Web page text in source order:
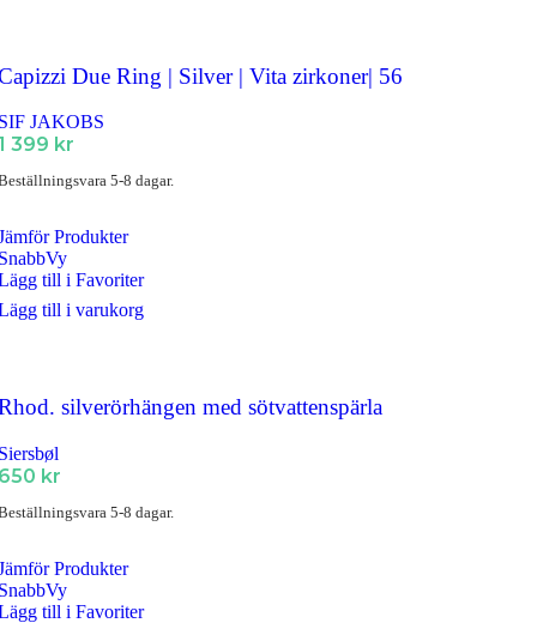
Due Ring | Silver | Vita zirkoner| 56
JAKOBS
399 kr
5-8 dagar.
Produkter
till i Favoriter
till i varukorg
silverörhängen med sötvattenspärla
kr
5-8 dagar.
Produkter
till i Favoriter